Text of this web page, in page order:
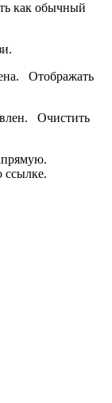
как обычный
Отображать
Очистить
ссылке.